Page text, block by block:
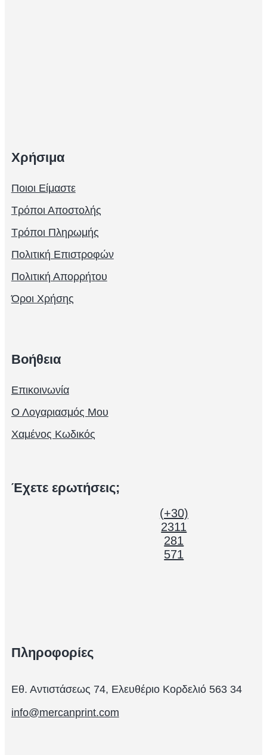
Χρήσιμα
Ποιοι Είμαστε
Τρόποι Αποστολής
Τρόποι Πληρωμής
Πολιτική Επιστροφών
Πολιτική Απορρήτου
Όροι Χρήσης
Βοήθεια
Επικοινωνία
Ο Λογαριασμός Μου
Χαμένος Κωδικός
Έχετε ερωτήσεις;
(+30)
2311
281
571
Πληροφορίες
Εθ. Αντιστάσεως 74, Ελευθέριο Κορδελιό 563 34
info@mercanprint.com